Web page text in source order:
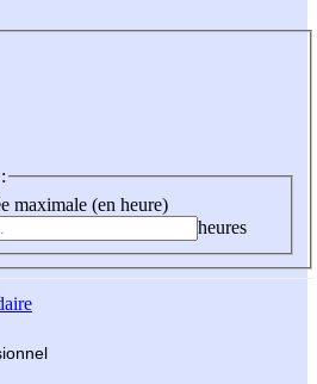
maximale (en heure)
heures